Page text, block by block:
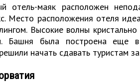
отель-маяк расположен
Место расположения отеля
Высокие волны
Башня была построена еще
начать сдавать туристам